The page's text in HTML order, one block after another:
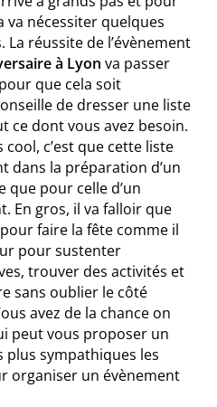
nécessiter quelques
réussite de l’évènement
à Lyon va passer
que cela soit
de dresser une liste
ce dont vous avez besoin.
c’est que cette liste
dans la préparation d’un
pour celle d’un
En gros, il va falloir que
faire la fête comme il
pour sustenter
trouver des activités et
sans oublier le côté
avez de la chance on
peut vous proposer un
plus sympathiques les
organiser un évènement